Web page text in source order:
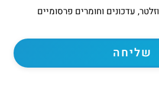
עדכונים וחומרים פרסומיים